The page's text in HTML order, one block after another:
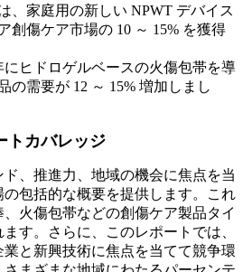
、家庭用の新しい NPWT デバイス
創傷ケア市場の 10 ～ 15% を獲得
にヒドロゲルベースの火傷包帯を導
の需要が 12 ～ 15% 増加しまし
トカバレッジ
、推進力、地域の機会に焦点を当
包括的な概要を提供します。これ
火傷包帯などの創傷ケア製品タイ
す。さらに、このレポートでは、
と新興技術に焦点を当てて競争環